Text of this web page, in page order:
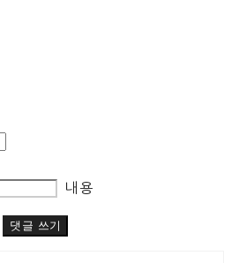
내용
댓글 쓰기